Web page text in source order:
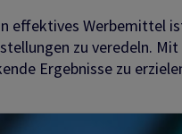
effektives Werbemittel
zu veredeln.
Ergebnisse zu